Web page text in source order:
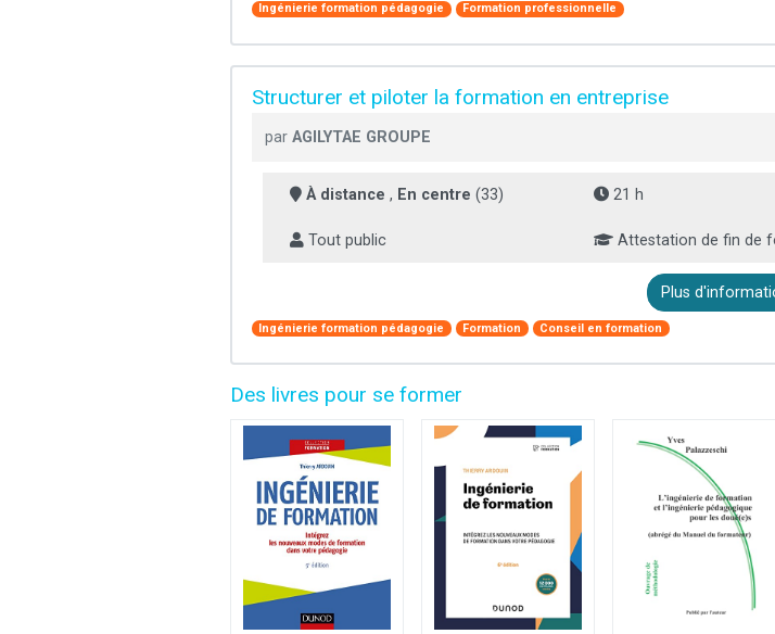
Ingénierie formation pédagogie Formation professionnelle
Structurer et piloter la formation en entreprise
par AGILYTAE GROUPE
À distance , En centre (33) 21 h
Tout public
Attestation de fin de
Plus
Ingénierie formation pédagogie Formation Conseil en formation
Des livres pour se former